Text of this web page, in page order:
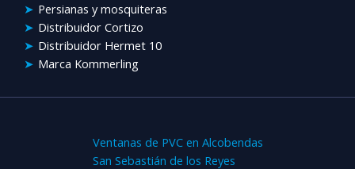
Persianas y mosquiteras
Distribuidor Cortizo
Distribuidor Hermet 10
Marca Kommerling
Ventanas de PVC en Alcobendas
San Sebastián de los Reyes